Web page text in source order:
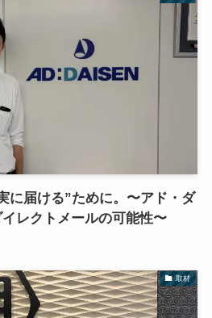
に届ける”ために。〜アド・ダ
レクトメールの可能性〜
取材